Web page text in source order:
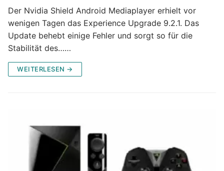
Der Nvidia Shield Android Mediaplayer erhielt vor
wenigen Tagen das Experience Upgrade 9.2.1. Das
Update behebt einige Fehler und sorgt so für die
Stabilität des……
WEITERLESEN →